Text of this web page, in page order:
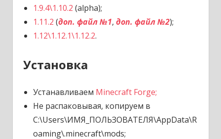
1.9.4\1.10.2 (alpha);
1.11.2 (доп. файл №1, доп. файл №2);
1.12\1.12.1\1.12.2.
Установка
Устанавливаем Minecraft Forge;
Не распаковывая, копируем в
C:\Users\ИМЯ_ПОЛЬЗОВАТЕЛЯ\AppData\R
oaming\.minecraft\mods;